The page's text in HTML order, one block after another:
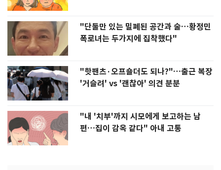
"단둘만 있는 밀폐된 공간과 술…황정민
폭로녀는 두가지에 집착했다"
"핫팬츠·오프숄더도 되나?"…출근 복장
'거슬려' vs '괜찮아' 의견 분분
"내 '치부'까지 시모에게 보고하는 남
편…집이 감옥 같다" 아내 고통